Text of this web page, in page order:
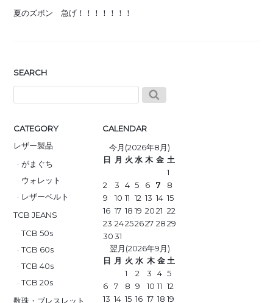
夏のズボン 急げ！！！！！！！
SEARCH
CATEGORY
レザー製品
がまぐち
ウォレット
レザーベルト
TCB JEANS
TCB 50s
TCB 60s
TCB 40s
TCB 20s
数珠・ブレスレット
CALENDAR
今月(2026年8月)
日 月 火 水 木 金 土
1
2
3 4 5 6 7
8
9
10 11 12 13 14 15
16 17 18 19 20 21 22
23 24252627 28 29
30 31
翌月(2026年9月)
日 月 火 水 木 金 土
1
2 3 4 5
6
7 8 9 10 11 12
13 14 15 16 17 18 19